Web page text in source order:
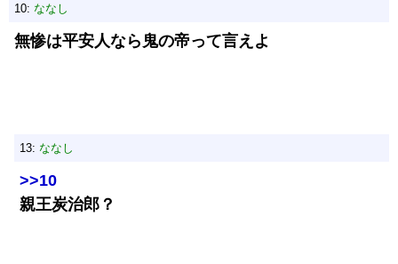
10: ななし
無惨は平安人なら鬼の帝って言えよ
13: ななし
>>10
親王炭治郎？